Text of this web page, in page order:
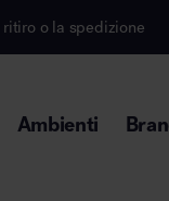
Ambienti